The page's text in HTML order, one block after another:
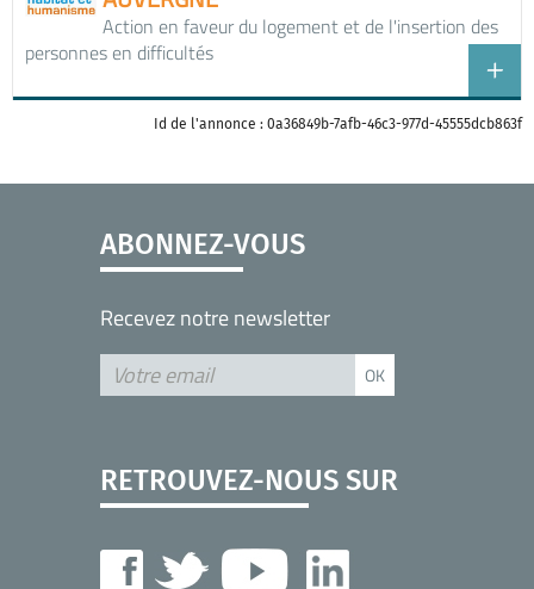
Action en faveur du logement et de l'insertion des
personnes en difficultés
Id de l'annonce : 0a36849b-7afb-46c3-977d-45555dcb863f
ABONNEZ-VOUS
Recevez notre newsletter
RETROUVEZ-NOUS SUR